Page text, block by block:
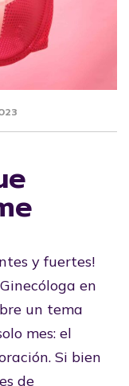
y fuertes!
en
un tema
mes: el
Si bien
de